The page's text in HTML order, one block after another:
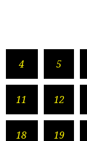
4 5
11 12
18 19